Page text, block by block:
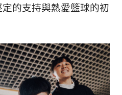
的支持與熱愛籃球的初